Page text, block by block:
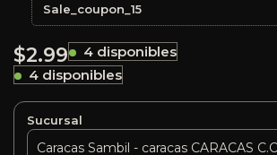
Sale_coupon_15
$2.99
4 disponibles
4 disponibles
Sucursal